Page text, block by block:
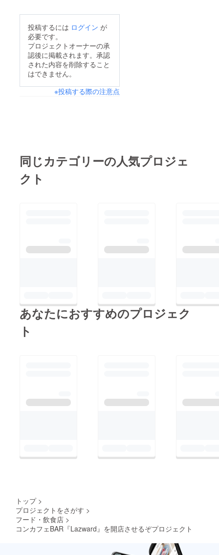
投稿するには ログイン が
必要です。
プロジェクトオーナーの承
認後に掲載されます。承認
された内容を削除すること
はできません。
※投稿する際の注意点
同じカテゴリーの人気プロジェ
クト
あなたにおすすめのプロジェク
ト
トップ >
プロジェクトをさがす >
フード・飲食店 >
コンカフェBAR『Lazward』を開店させるぞプロジェクト